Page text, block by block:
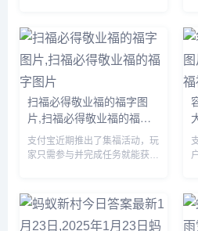
斯7号找到空投舱，但是等我们
达到的时候里面已经没啥好东西
了。...
扫福必得敬业福的福字图
片,扫福必得敬业福的福字
图片
支付宝近期推出了集福活动，玩
家只需参与并完成任务就能获得
面小编将为大家详细介绍一下，
感兴趣的可以接着往下看。...